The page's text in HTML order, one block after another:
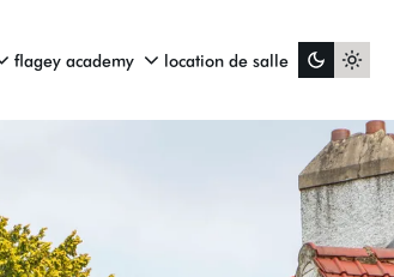
flagey academy location de salle